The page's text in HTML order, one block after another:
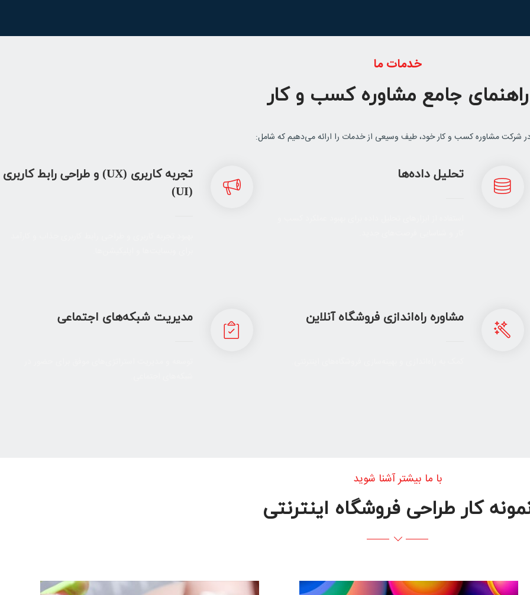
خدمات ما
راهنمای جامع مشاوره کسب و کار
شرکت مشاوره کسب و کار خود، طیف وسیعی از خدمات را ارائه می‌دهیم که شامل:
تحلیل داده‌ها
تجربه کاربری (UX) و طراحی رابط کاربری
(UI)
مشاوره راه‌اندازی فروشگاه آنلاین مدیریت شبکه‌های اجتماعی
با ما بیشتر آشنا شوید
کار طراحی فروشگاه اینترنتی